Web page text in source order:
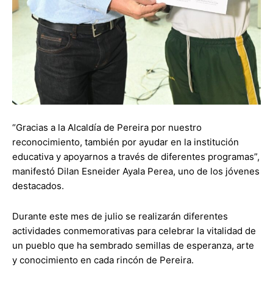
“Gracias a la Alcaldía de Pereira por nuestro
reconocimiento, también por ayudar en la institución
educativa y apoyarnos a través de diferentes programas”,
manifestó Dilan Esneider Ayala Perea, uno de los jóvenes
destacados.
Durante este mes de julio se realizarán diferentes
actividades conmemorativas para celebrar la vitalidad de
un pueblo que ha sembrado semillas de esperanza, arte
y conocimiento en cada rincón de Pereira.